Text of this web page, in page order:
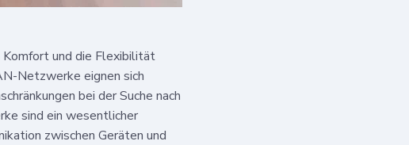
Komfort und die Flexibilität
Netzwerke eignen sich
bei der Suche nach
sind ein wesentlicher
zwischen Geräten und